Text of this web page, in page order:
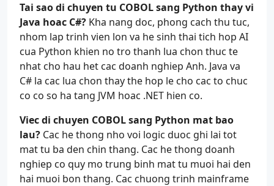
Tai sao di chuyen tu COBOL sang Python thay vi
Java hoac C#? Kha nang doc, phong cach thu tuc,
nhom lap trinh vien lon va he sinh thai tich hop AI
cua Python khien no tro thanh lua chon thuc te
nhat cho hau het cac doanh nghiep Anh. Java va
C# la cac lua chon thay the hop le cho cac to chuc
co co so ha tang JVM hoac .NET hien co.
Viec di chuyen COBOL sang Python mat bao
lau? Cac he thong nho voi logic duoc ghi lai tot
mat tu ba den chin thang. Cac he thong doanh
nghiep co quy mo trung binh mat tu muoi hai den
hai muoi bon thang. Cac chuong trinh mainframe